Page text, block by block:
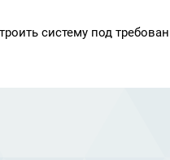
систему под